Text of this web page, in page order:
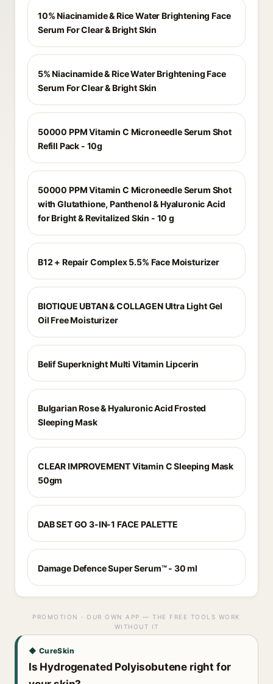
10% Niacinamide & Rice Water Brightening Face
Serum For Clear & Bright Skin
5% Niacinamide & Rice Water Brightening Face
Serum For Clear & Bright Skin
50000 PPM Vitamin C Microneedle Serum Shot
Refill Pack - 10g
50000 PPM Vitamin C Microneedle Serum Shot
with Glutathione, Panthenol & Hyaluronic Acid
for Bright & Revitalized Skin - 10 g
B12 + Repair Complex 5.5% Face Moisturizer
BIOTIQUE UBTAN & COLLAGEN Ultra Light Gel
Oil Free Moisturizer
Belif Superknight Multi Vitamin Lipcerin
Bulgarian Rose & Hyaluronic Acid Frosted
Sleeping Mask
CLEAR IMPROVEMENT Vitamin C Sleeping Mask
50gm
DAB SET GO 3-IN-1 FACE PALETTE
Damage Defence Super Serum™ - 30 ml
PROMOTION · OUR OWN APP — THE FREE TOOLS WORK
WITHOUT IT
◆ CureSkin
Is Hydrogenated Polyisobutene right for